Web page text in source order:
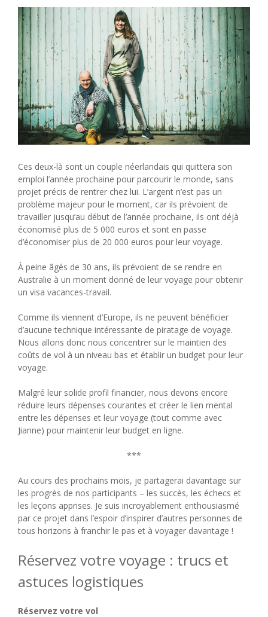
Ces deux-là sont un couple néerlandais qui quittera son
emploi l’année prochaine pour parcourir le monde, sans
projet précis de rentrer chez lui. L’argent n’est pas un
problème majeur pour le moment, car ils prévoient de
travailler jusqu’au début de l’année prochaine, ils ont déjà
économisé plus de 5 000 euros et sont en passe
d’économiser plus de 20 000 euros pour leur voyage.
À peine âgés de 30 ans, ils prévoient de se rendre en
Australie à un moment donné de leur voyage pour obtenir
un visa vacances-travail.
Comme ils viennent d’Europe, ils ne peuvent bénéficier
d’aucune technique intéressante de piratage de voyage.
Nous allons donc nous concentrer sur le maintien des
coûts de vol à un niveau bas et établir un budget pour leur
voyage.
Malgré leur solide profil financier, nous devons encore
réduire leurs dépenses courantes et créer le lien mental
entre les dépenses et leur voyage (tout comme avec
Jianne) pour maintenir leur budget en ligne.
***
Au cours des prochains mois, je partagerai davantage sur
les progrès de nos participants – les succès, les échecs et
les leçons apprises. Je suis incroyablement enthousiasmé
par ce projet dans l’espoir d’inspirer d’autres personnes de
tous horizons à franchir le pas et à voyager davantage !
Réservez votre voyage : trucs et
astuces logistiques
Réservez votre vol